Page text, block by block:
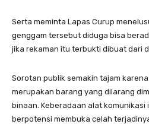
Serta meminta Lapas Curup
genggam tersebut diduga bisa
jika rekaman itu terbukti dibuat dari
Sorotan publik semakin tajam
merupakan barang yang dilarang
binaan. Keberadaan alat komunikasi
berpotensi membuka celah